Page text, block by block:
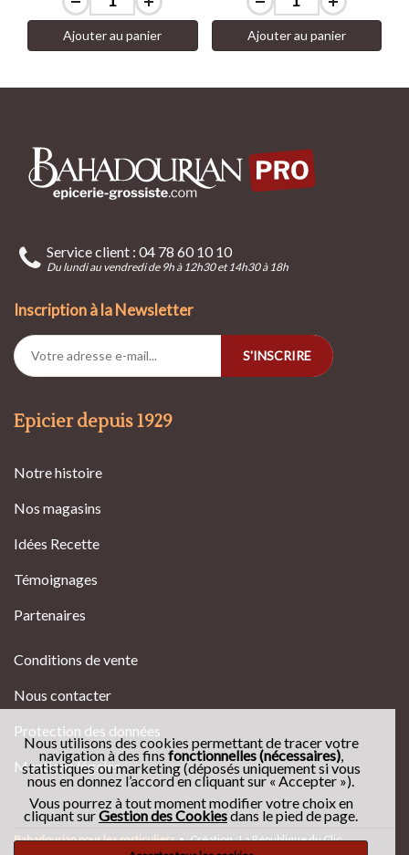
Ajouter au panier Ajouter au panier
Service client : 04 78 60 10 10
Du lundi au vendredi de 9h à 12h30 et 14h30 à 18h
Inscription à la Newsletter
S'INSCRIRE
Epicier depuis 1929
Notre histoire
Nos magasins
Idées Recette
Témoignages
Partenaires
Conditions de vente
Nous contacter
Protection des données
Mentions légales
Bahadourian pour les particuliers•Création : La République du Clic
Nous utilisons des cookies permettant de tracer votre
navigation à des fins fonctionnelles (nécessaires),
statistiques ou marketing (déposés uniquement si vous
nous en donnez l’accord en cliquant sur « Accepter »).
Vous pourrez à tout moment modifier votre choix en
cliquant surGestion des Cookiesdans le pied de page.